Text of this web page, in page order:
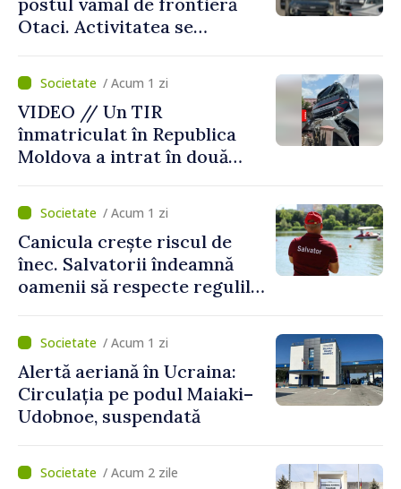
Otaci. Activitatea se
normale
/ Acum 1 zi
VIDEO // Un TIR
înmatriculat în Republica
Moldova a intrat în două
România
/ Acum 1 zi
Canicula crește riscul de
înec. Salvatorii îndeamnă
oamenii să respecte regulile
/ Acum 1 zi
Alertă aeriană în Ucraina:
Circulația pe podul Maiaki–
Udobnoe, suspendată
/ Acum 2 zile